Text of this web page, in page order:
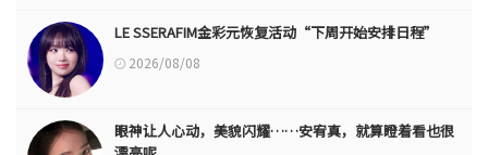
LE SSERAFIM金彩元恢复活动“下周开始安排日程”
2026/08/08
眼神让人心动，美貌闪耀……安宥真，就算瞪着看也很